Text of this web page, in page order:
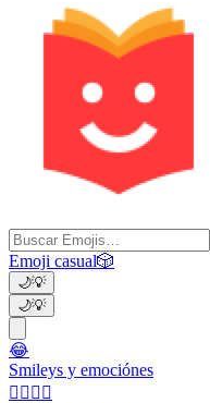
Emoji casual🎲
🌙💡
🌙💡
😂
Smileys y emociónes
👩‍❤️‍💋‍👨